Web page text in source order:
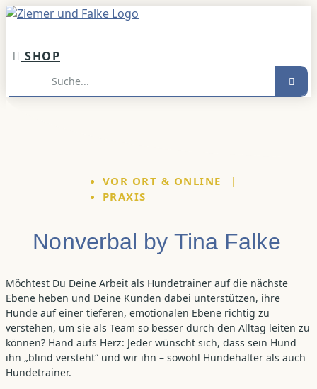
Inhalt
springen
SHOP
VOR ORT & ONLINE
|
PRAXIS
Nonverbal by Tina Falke
Möchtest Du Deine Arbeit als Hundetrainer auf die nächste
Ebene heben und Deine Kunden dabei unterstützen, ihre
Hunde auf einer tieferen, emotionalen Ebene richtig zu
verstehen, um sie als Team so besser durch den Alltag leiten zu
können? Hand aufs Herz: Jeder wünscht sich, dass sein Hund
ihn „blind versteht“ und wir ihn – sowohl Hundehalter als auch
Hundetrainer.